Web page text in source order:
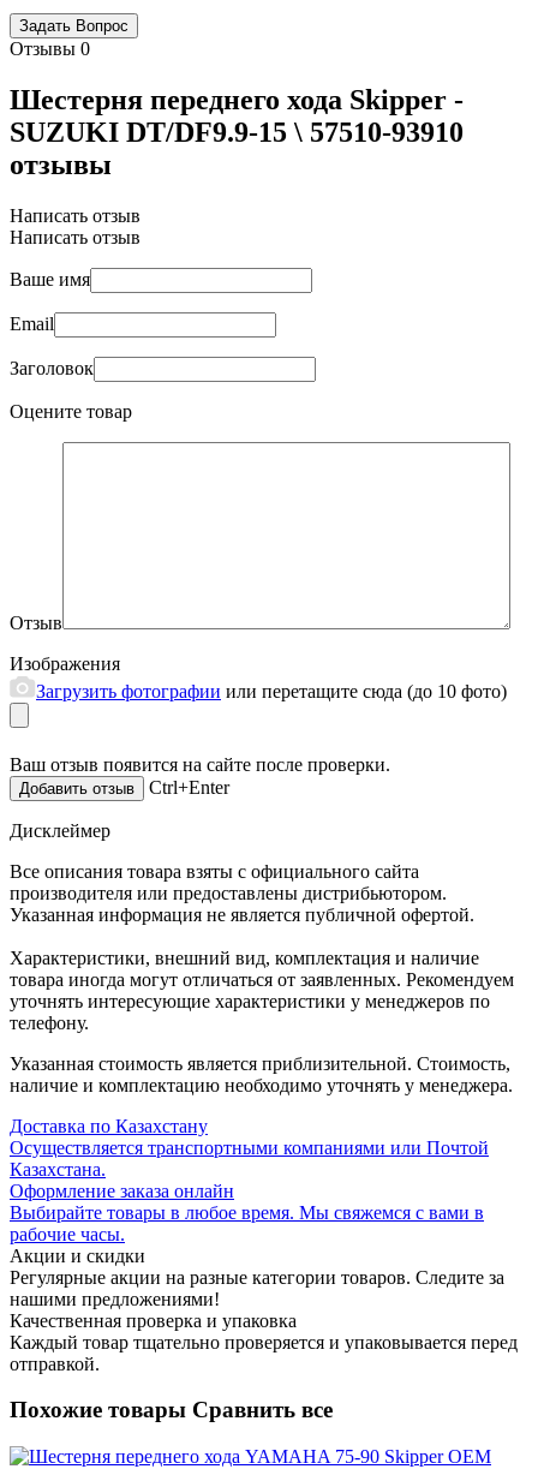
Отзывы 0
Шестерня переднего хода Skipper -
SUZUKI DT/DF9.9-15 \ 57510-93910
отзывы
Написать отзыв
Написать отзыв
Ваше имя
Email
Заголовок
Оцените товар
Отзыв
Изображения
Загрузить фотографии или перетащите сюда (до 10 фото)
Ваш отзыв появится на сайте после проверки.
Ctrl+Enter
Дисклеймер
Все описания товара взяты с официального сайта
производителя или предоставлены дистрибьютором.
Указанная информация не является публичной офертой.
Характеристики, внешний вид, комплектация и наличие
товара иногда могут отличаться от заявленных. Рекомендуем
уточнять интересующие характеристики у менеджеров по
телефону.
Указанная стоимость является приблизительной. Стоимость,
наличие и комплектацию необходимо уточнять у менеджера.
Доставка по Казахстану
Осуществляется транспортными компаниями или Почтой
Казахстана.
Оформление заказа онлайн
Выбирайте товары в любое время. Мы свяжемся с вами в
рабочие часы.
Акции и скидки
Регулярные акции на разные категории товаров. Следите за
нашими предложениями!
Качественная проверка и упаковка
Каждый товар тщательно проверяется и упаковывается перед
отправкой.
Похожие товары Сравнить все